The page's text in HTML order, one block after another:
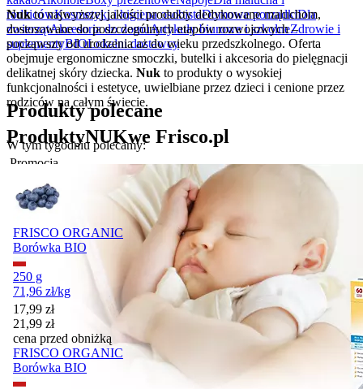
rodzicówKosmetyki i higiena osobistaDomowe porządkiDla
zwierzątAkcesoria do domuArtykuły biurowe i szkolneZdrowie i
suplementyBIOLokalni dostawcy
Produkty polecane
W tym tygodniu polecamy:
Promocja
FRISCO ORGANIC
Borówka BIO
250 g
71,96 zł/kg
Cena promocyjna
17,99 zł
21,99 zł
cena przed obniżką
FRISCO ORGANIC
Borówka BIO
Nukto najwyższej jakości produkty dedykowane maluchom,
dostosowane do poszczególnych etapów rozwojowych –
począwszy od urodzenia aż do wieku przedszkolnego. Oferta
obejmuje ergonomiczne smoczki, butelki i akcesoria do pielęgnacji
delikatnej skóry dziecka. Nuk to produkty o wysokiej
funkcjonalności i estetyce, uwielbiane przez dzieci i cenione przez
rodziców na całym świecie.
ProduktyNUKwe Frisco.pl